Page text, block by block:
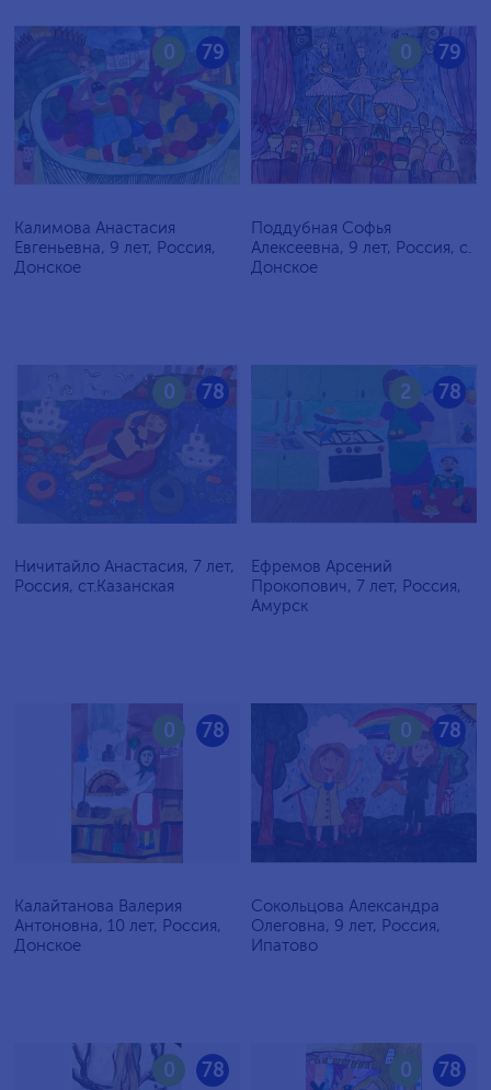
79
0
Калимова Анастасия
Евгеньевна, 9 лет, Россия,
Донское
79
0
Поддубная Софья
Алексеевна, 9 лет, Россия, с.
Донское
78
0
Ничитайло Анастасия, 7 лет,
Россия, ст.Казанская
78
2
Ефремов Арсений
Прокопович, 7 лет, Россия,
Амурск
78
0
Калайтанова Валерия
Антоновна, 10 лет, Россия,
Донское
78
0
Сокольцова Александра
Олеговна, 9 лет, Россия,
Ипатово
78
0 78
0